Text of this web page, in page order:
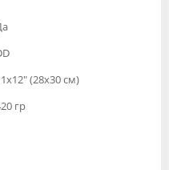
(28x30 см)
гр